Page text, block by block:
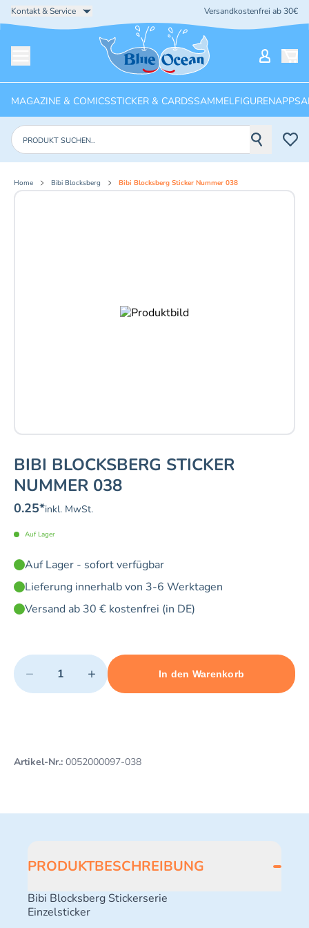
Kontakt & Service Versandkostenfrei ab 30€
Startseite
MAGAZINE & COMICSSTICKER & CARDSSAMMELFIGURENAPPS
Produkte suchen
Home Bibi Blocksberg Bibi Blocksberg Sticker Nummer 038
BIBI BLOCKSBERG STICKER
NUMMER 038
0.25*inkl. MwSt.
Auf Lager
Auf Lager - sofort verfügbar
Lieferung innerhalb von 3-6 Werktagen
Versand ab 30 € kostenfrei (in DE)
Quantity
− +
Minimum quantity: 1 Maximum quantity: 48
In den Warenkorb
Add 1 item to cart
Artikel-Nr.: 0052000097-038
PRODUKTBESCHREIBUNG
Bibi Blocksberg Stickerserie
Einzelsticker